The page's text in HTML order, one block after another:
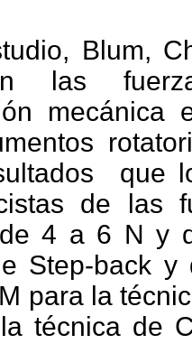
Blum,
las
mecánica
que
de las
4 a 6 N y
Step-back
para la
técnica de